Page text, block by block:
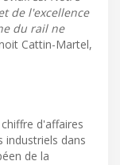
de l'excellence
du rail ne
Cattin-Martel,
d'affaires
industriels dans
de la